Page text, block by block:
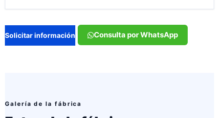
Solicitar información Consulta por WhatsApp
Galería de la fábrica